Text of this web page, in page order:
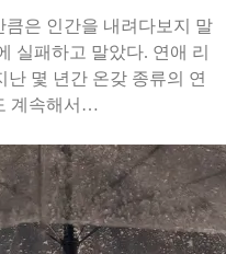
은 인간을 내려다보지 말
실패하고 말았다. 연애 리
난 몇 년간 온갖 종류의 연
계속해서…